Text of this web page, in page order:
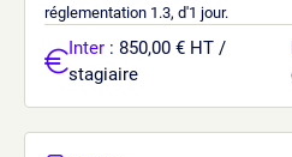
réglementation 1.3, d'1 jour.
Inter : 850,00 € HT /
stagiaire